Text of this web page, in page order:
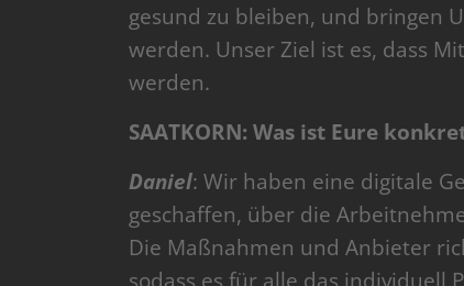
gesund zu bleiben, und bringen
werden. Unser Ziel ist es, dass
werden.
SAATKORN: Was ist Eure
Daniel: Wir haben eine digitale
geschaffen, über die
Die Maßnahmen und Anbieter